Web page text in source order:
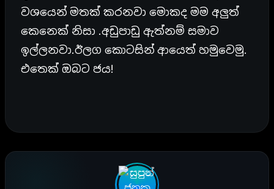
වශයෙන් මතක් කරනවා මොකද මම අලුත්
කෙනෙක් නිසා .අඩුපාඩු ඇත්නම් සමාව
ඉල්ලනවා.ඊලග කොටසින් ආයෙත් හමුවෙමු.
එතෙක් ඔබට ජය!